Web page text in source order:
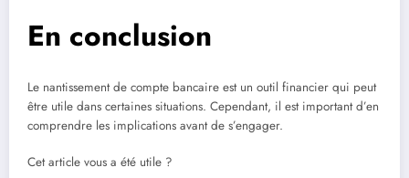
En conclusion
Le nantissement de compte bancaire est un outil financier qui peut
être utile dans certaines situations. Cependant, il est important d’en
comprendre les implications avant de s’engager.
Cet article vous a été utile ?